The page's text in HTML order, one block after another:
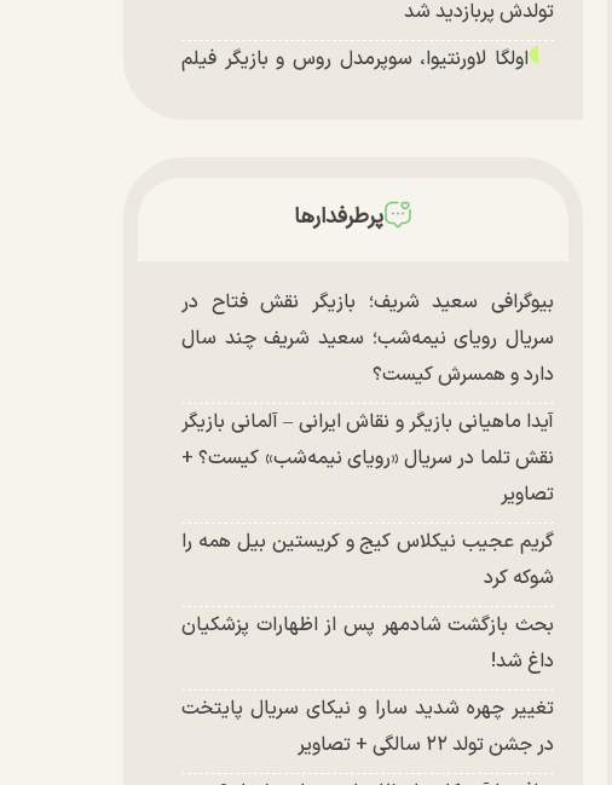
تولدش پربازدید شد
اولگا لاورنتیوا، سوپرمدل روس و بازیگر فیلم
پرطرفدارها
بیوگرافی سعید شریف؛ بازیگر نقش فتاح در
سریال رویای نیمه‌شب؛ سعید شریف چند سال
دارد و همسرش کیست؟
آیدا ماهیانی بازیگر و نقاش ایرانی – آلمانی بازیگر
نقش تلما در سریال «رویای نیمه‌شب» کیست؟ +
تصاویر
گریم عجیب نیکلاس کیج و کریستین بیل همه را
شوکه کرد
بحث بازگشت شادمهر پس از اظهارات پزشکیان
داغ شد!
تغییر چهره شدید سارا و نیکای سریال پایتخت
در جشن تولد ۲۲ سالگی + تصاویر